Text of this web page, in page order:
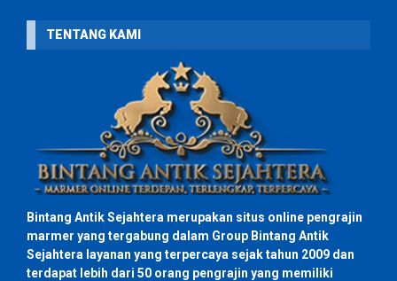
TENTANG KAMI
Bintang Antik Sejahtera merupakan situs online pengrajin
marmer yang tergabung dalam Group Bintang Antik
Sejahtera layanan yang terpercaya sejak tahun 2009 dan
terdapat lebih dari 50 orang pengrajin yang memiliki